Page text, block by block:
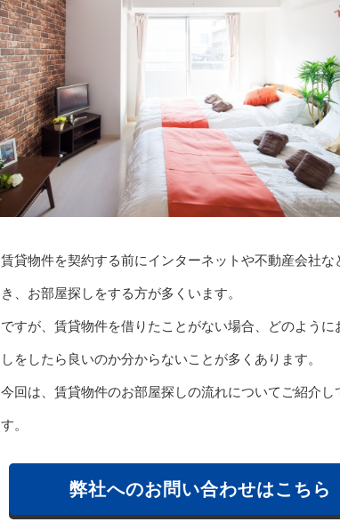
賃貸物件を契約する前にインターネットや不動産会社な
き、お部屋探しをする方が多くいます。
ですが、賃貸物件を借りたことがない場合、どのように
しをしたら良いのか分からないことが多くあります。
今回は、賃貸物件のお部屋探しの流れについてご紹介し
す。
弊社へのお問い合わせはこちら